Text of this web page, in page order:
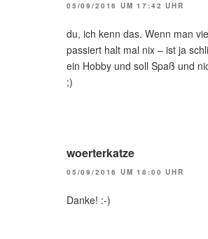
05/09/2016 UM 17:42 UHR
du, ich kenn das. Wenn man
passiert halt mal nix – ist ja
ein Hobby und soll Spaß und
;)
woerterkatze
05/09/2016 UM 18:00 UHR
Danke! :-)